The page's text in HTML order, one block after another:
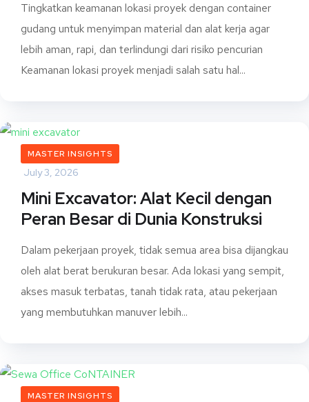
Tingkatkan keamanan lokasi proyek dengan container
gudang untuk menyimpan material dan alat kerja agar
lebih aman, rapi, dan terlindungi dari risiko pencurian
Keamanan lokasi proyek menjadi salah satu hal...
MASTER INSIGHTS
July 3, 2026
Mini Excavator: Alat Kecil dengan
Peran Besar di Dunia Konstruksi
Dalam pekerjaan proyek, tidak semua area bisa dijangkau
oleh alat berat berukuran besar. Ada lokasi yang sempit,
akses masuk terbatas, tanah tidak rata, atau pekerjaan
yang membutuhkan manuver lebih...
MASTER INSIGHTS